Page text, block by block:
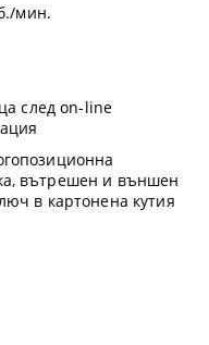
мин.
след on-line
вътрешен и външен
в картонена кутия